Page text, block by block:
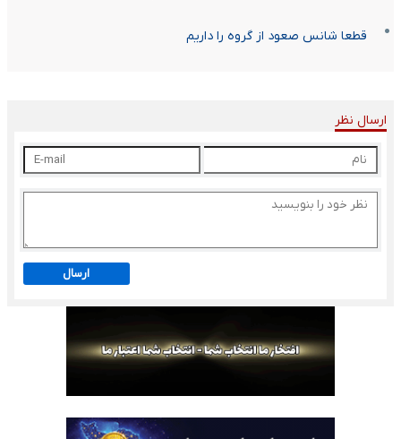
قطعا شانس صعود از گروه را داریم
ارسال نظر
ارسال